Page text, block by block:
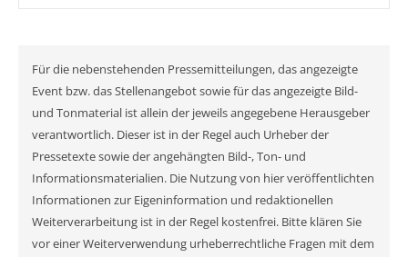
Für die nebenstehenden Pressemitteilungen, das angezeigte
Event bzw. das Stellenangebot sowie für das angezeigte Bild-
und Tonmaterial ist allein der jeweils angegebene Herausgeber
verantwortlich. Dieser ist in der Regel auch Urheber der
Pressetexte sowie der angehängten Bild-, Ton- und
Informationsmaterialien. Die Nutzung von hier veröffentlichten
Informationen zur Eigeninformation und redaktionellen
Weiterverarbeitung ist in der Regel kostenfrei. Bitte klären Sie
vor einer Weiterverwendung urheberrechtliche Fragen mit dem